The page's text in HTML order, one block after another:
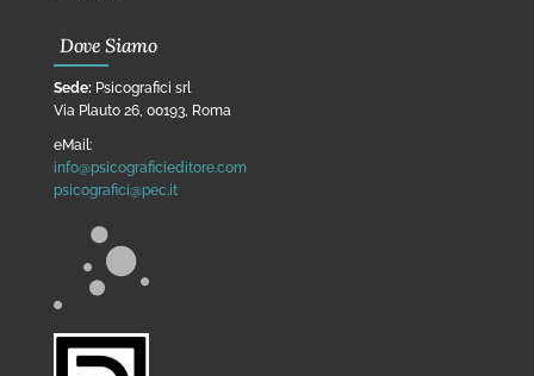
Dove Siamo
Sede: Psicografici srl
Via Plauto 26, 00193, Roma
eMail:
info@psicograficieditore.com
psicografici@pec.it